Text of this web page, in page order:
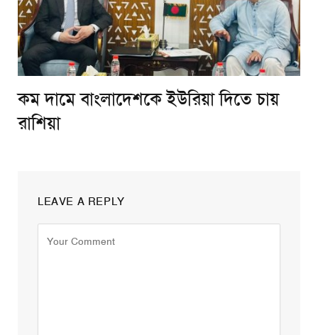
কম দামে বাংলাদেশকে ইউরিয়া দিতে চায়
রাশিয়া
LEAVE A REPLY